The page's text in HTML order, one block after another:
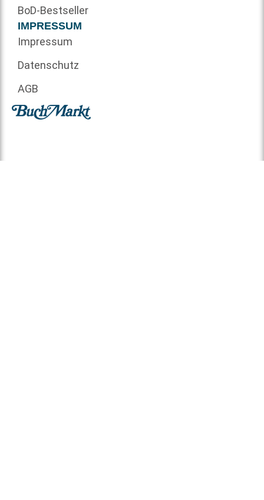
BoD-Bestseller
IMPRESSUM
Impressum
Datenschutz
AGB